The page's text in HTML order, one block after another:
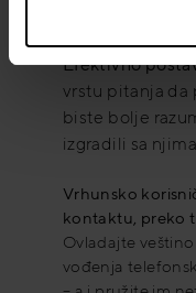
Efektivno
vrstu pitanja da
biste bolje
izgradili sa
Vrhunsko
kontaktu, preko
Ovladajte
vođenja